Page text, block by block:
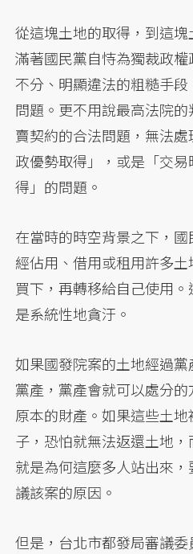
從這塊土地的取得，到這
滿著國民黨自恃為獨裁政
不分、明顯違法的粗糙手
問題。更不用說最高法院
賣契約的合法問題，無法
政優勢取得」，或是「交
得」的問題。
在當時的時空背景之下，
經佔用、借用或租用許多
買下，再轉移給自己使用
是系統性地貪汙。
如果國發院案的土地經過
黨產，黨產會就可以處分
原本的財產。如果這些土
子，恐怕就無法返還土地
就是為何這麼多人站出來
議該案的原因。
但是，台北市都發局審議委